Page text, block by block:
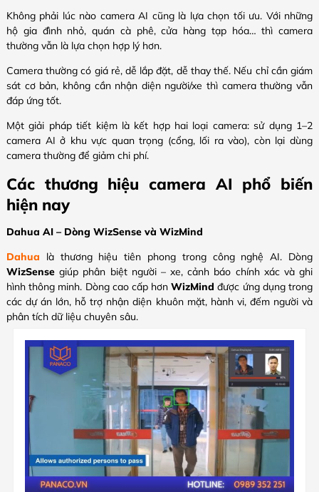
Không phải lúc nào camera AI cũng là lựa chọn tối ưu. Với những
hộ gia đình nhỏ, quán cà phê, cửa hàng tạp hóa… thì camera
thường vẫn là lựa chọn hợp lý hơn.
Camera thường có giá rẻ, dễ lắp đặt, dễ thay thế. Nếu chỉ cần giám
sát cơ bản, không cần nhận diện người/xe thì camera thường vẫn
đáp ứng tốt.
Một giải pháp tiết kiệm là kết hợp hai loại camera: sử dụng 1–2
camera AI ở khu vực quan trọng (cổng, lối ra vào), còn lại dùng
camera thường để giảm chi phí.
Các thương hiệu camera AI phổ biến
hiện nay
Dahua AI – Dòng WizSense và WizMind
Dahua là thương hiệu tiên phong trong công nghệ AI. Dòng
WizSense giúp phân biệt người – xe, cảnh báo chính xác và ghi
hình thông minh. Dòng cao cấp hơnWizMind được ứng dụng trong
các dự án lớn, hỗ trợ nhận diện khuôn mặt, hành vi, đếm người và
phân tích dữ liệu chuyên sâu.